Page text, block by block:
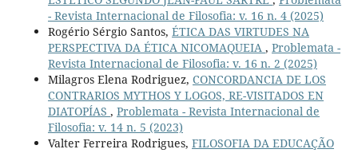
- Revista Internacional de Filosofia: v. 16 n. 4 (2025)
Rogério Sérgio Santos, ÉTICA DAS VIRTUDES NA
PERSPECTIVA DA ÉTICA NICOMAQUEIA , Problemata -
Revista Internacional de Filosofia: v. 16 n. 2 (2025)
Milagros Elena Rodriguez, CONCORDANCIA DE LOS
CONTRARIOS MYTHOS Y LOGOS, RE-VISITADOS EN
DIATOPÍAS , Problemata - Revista Internacional de
Filosofia: v. 14 n. 5 (2023)
Valter Ferreira Rodrigues, FILOSOFIA DA EDUCAÇÃO